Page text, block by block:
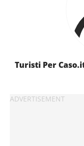
che si occupano di
potrebbero
hanno raccolto dal
Turisti Per